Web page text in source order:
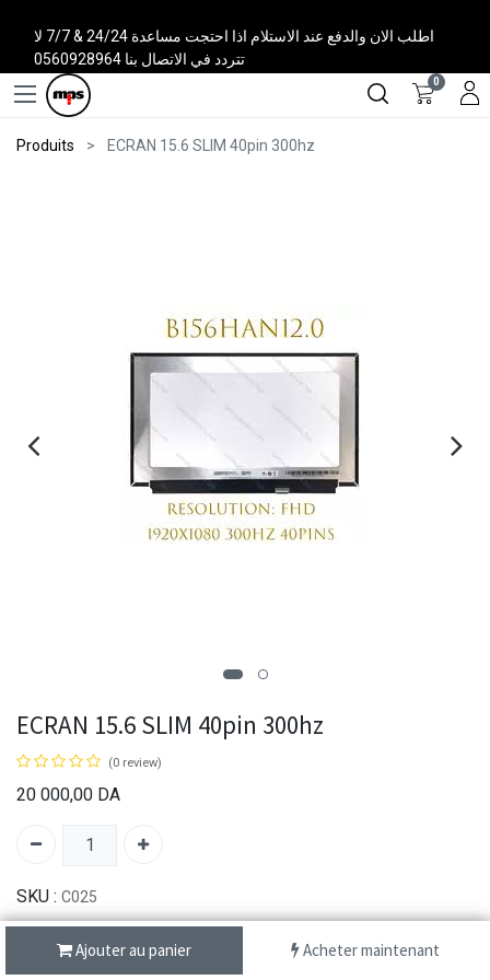
اطلب الان والدفع عند الاستلام اذا احتجت مساعدة 24/24 & 7/7 لا
تتردد في الاتصال بنا 0560928964
0
Produits ECRAN 15.6 SLIM 40pin 300hz
Ajouter au panier Acheter maintenant
ECRAN 15.6 SLIM 40pin 300hz
(0 review)
20 000,00 DA
SKU : C025